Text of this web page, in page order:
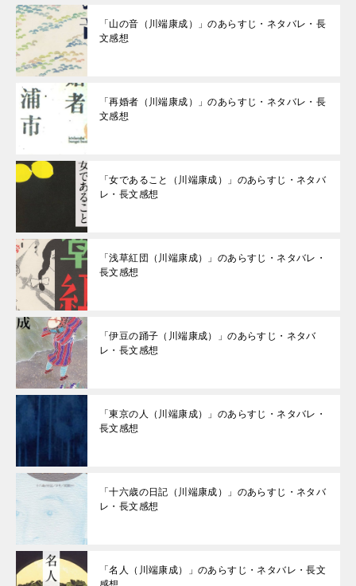
「山の音（川端康成）」のあらすじ・ネタバレ・長
文感想
「再婚者（川端康成）」のあらすじ・ネタバレ・長
文感想
「女であること（川端康成）」のあらすじ・ネタバ
レ・長文感想
「浅草紅団（川端康成）」のあらすじ・ネタバレ・
長文感想
「伊豆の踊子（川端康成）」のあらすじ・ネタバ
レ・長文感想
「東京の人（川端康成）」のあらすじ・ネタバレ・
長文感想
「十六歳の日記（川端康成）」のあらすじ・ネタバ
レ・長文感想
「名人（川端康成）」のあらすじ・ネタバレ・長文